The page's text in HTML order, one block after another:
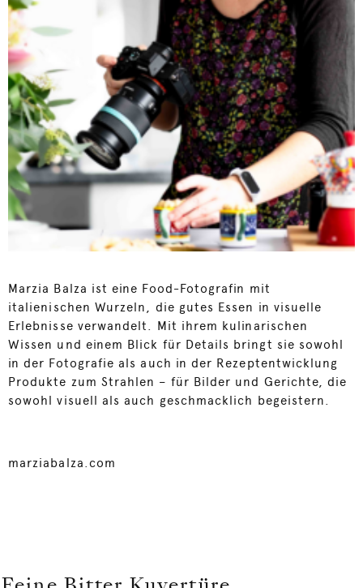
Marzia Balza ist eine Food-Fotografin mit
italienischen Wurzeln, die gutes Essen in visuelle
Erlebnisse verwandelt. Mit ihrem kulinarischen
Wissen und einem Blick für Details bringt sie sowohl
in der Fotografie als auch in der Rezeptentwicklung
Produkte zum Strahlen – für Bilder und Gerichte, die
sowohl visuell als auch geschmacklich begeistern.
marziabalza.com